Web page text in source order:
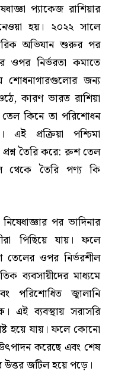
প্যাকেজ রাশিয়ার
হয়। ২০২২ সালে
অভিযান শুরুর পর
ওপর নির্ভরতা কমাতে
শোধনাগারগুলোর জন্য
কারণ ভারত রাশিয়া
কিনে তা পরিশোধন
এই প্রক্রিয়া পশ্চিমা
প্রশ্ন তৈরি করে: রুশ তেল
থেকে তৈরি পণ্য কি
পর ভাদিনার
পিছিয়ে যায়। ফলে
তেলের ওপর নির্ভরশীল
ব্যবসায়ীদের মাধ্যমে
জ্বালানি
এই ব্যবস্থায় সরাসরি
হয়ে যায়। ফলে কোনো
করেছে এবং শেষ
উত্তর জটিল হয়ে পড়ে।